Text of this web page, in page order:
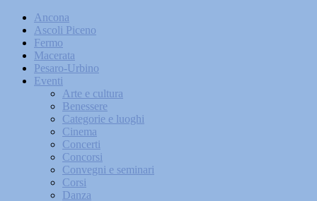
Ancona
Ascoli Piceno
Fermo
Macerata
Pesaro-Urbino
Eventi
Arte e cultura
Benessere
Categorie e luoghi
Cinema
Concerti
Concorsi
Convegni e seminari
Corsi
Danza